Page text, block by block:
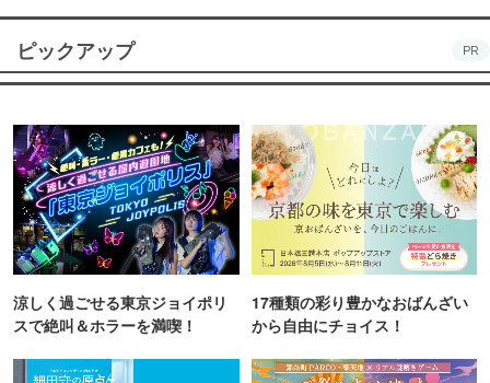
ピックアップ PR
涼しく過ごせる東京ジョイポリ
スで絶叫＆ホラーを満喫！
17種類の彩り豊かなおばんざい
から自由にチョイス！